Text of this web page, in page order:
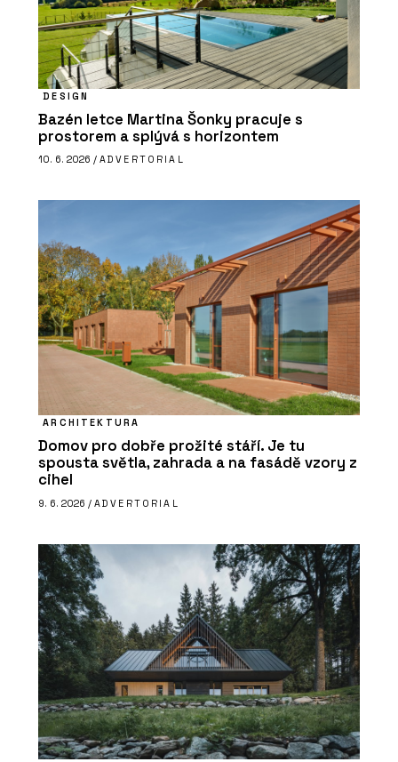
DESIGN
Bazén letce Martina Šonky pracuje s
prostorem a splývá s horizontem
10. 6. 2026 / ADVERTORIAL
ARCHITEKTURA
Domov pro dobře prožité stáří. Je tu
spousta světla, zahrada a na fasádě vzory z
cihel
9. 6. 2026 / ADVERTORIAL